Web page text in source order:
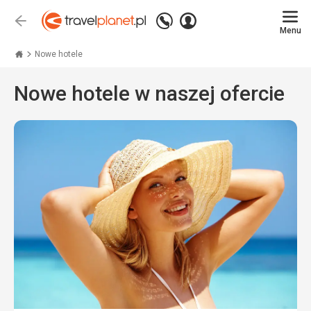
Wstecz
Zadzwoń
+48 71 771 76 55
Zaloguj
Menu
Nowe hotele
Nowe hotele w naszej ofercie